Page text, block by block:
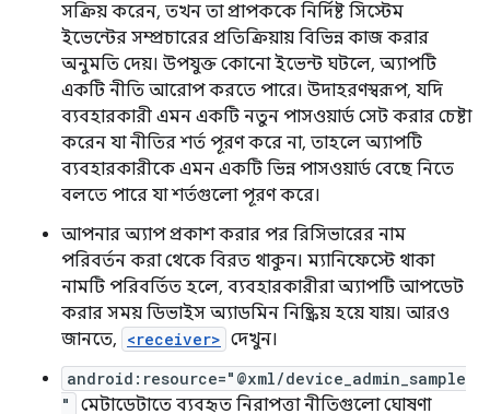
সক্রিয় করেন, তখন তা প্রাপককে নির্দিষ্ট সিস্টেম
ইভেন্টের সম্প্রচারের প্রতিক্রিয়ায় বিভিন্ন কাজ করার
অনুমতি দেয়। উপযুক্ত কোনো ইভেন্ট ঘটলে, অ্যাপটি
একটি নীতি আরোপ করতে পারে। উদাহরণস্বরূপ, যদি
ব্যবহারকারী এমন একটি নতুন পাসওয়ার্ড সেট করার চেষ্টা
করেন যা নীতির শর্ত পূরণ করে না, তাহলে অ্যাপটি
ব্যবহারকারীকে এমন একটি ভিন্ন পাসওয়ার্ড বেছে নিতে
বলতে পারে যা শর্তগুলো পূরণ করে।
আপনার অ্যাপ প্রকাশ করার পর রিসিভারের নাম
পরিবর্তন করা থেকে বিরত থাকুন। ম্যানিফেস্টে থাকা
নামটি পরিবর্তিত হলে, ব্যবহারকারীরা অ্যাপটি আপডেট
করার সময় ডিভাইস অ্যাডমিন নিষ্ক্রিয় হয়ে যায়। আরও
জানতে, <receiver> দেখুন।
android:resource="@xml/device_admin_sample
"
মেটাডেটাতে ব্যবহৃত নিরাপত্তা নীতিগুলো ঘোষণা